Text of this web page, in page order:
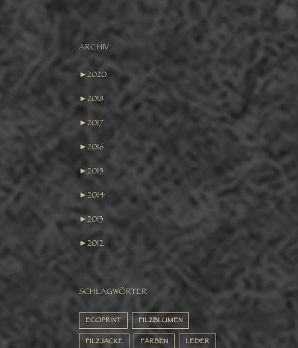
ARCHIV
►2020
►2018
►2017
►2016
►2015
►2014
►2013
►2012
SCHLAGWÖRTER
ECOPRINT FILZBLUMEN
FILZJACKE FÄRBEN LEDER